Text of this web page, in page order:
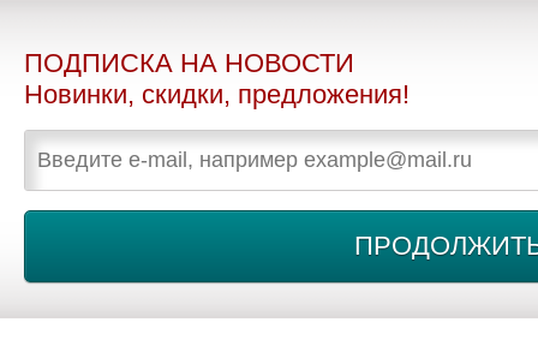
ПОДПИСКА НА НОВОСТИ
Новинки, скидки, предложения!